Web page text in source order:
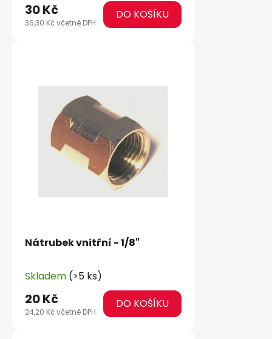
36,30 Kč včetně DPH
30 Kč DO KOŠÍKU
Nátrubek vnitřní - 1/8"
Skladem (>5 ks)
24,20 Kč včetně DPH
20 Kč DO KOŠÍKU